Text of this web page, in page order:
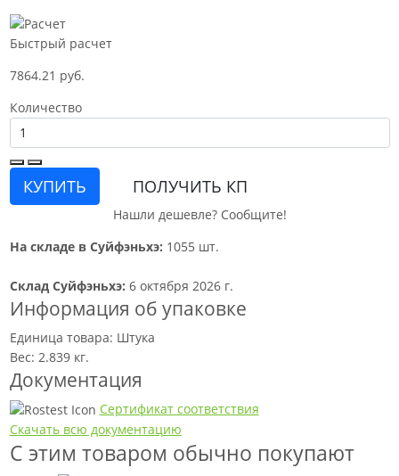
Быстрый расчет
7864.21 руб.
Количество
КУПИТЬ ПОЛУЧИТЬ КП
Нашли дешевле? Сообщите!
На складе в Суйфэньхэ: 1055 шт.
Склад Суйфэньхэ: 6 октября 2026 г.
Информация об упаковке
Единица товара: Штука
Вес: 2.839 кг.
Документация
Сертификат соответствия
Скачать всю документацию
С этим товаром обычно покупают